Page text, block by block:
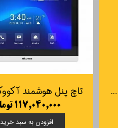
۱۱۷,۰۴۰,۰۰۰ تومان
افزودن به سبد خرید
هوم سنتر Akubela مدل Hypanel lux